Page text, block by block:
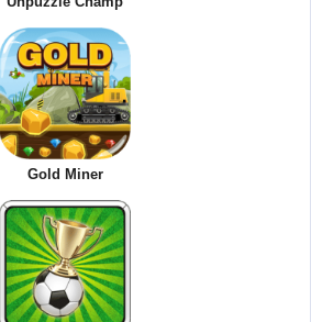
Gold Miner